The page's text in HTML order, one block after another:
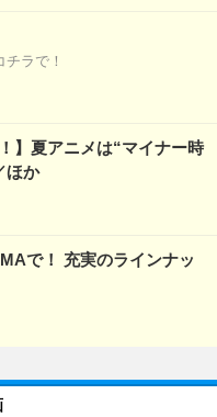
ラで！
】夏アニメは“マイナー時
ほか
で！ 充実のラインナッ